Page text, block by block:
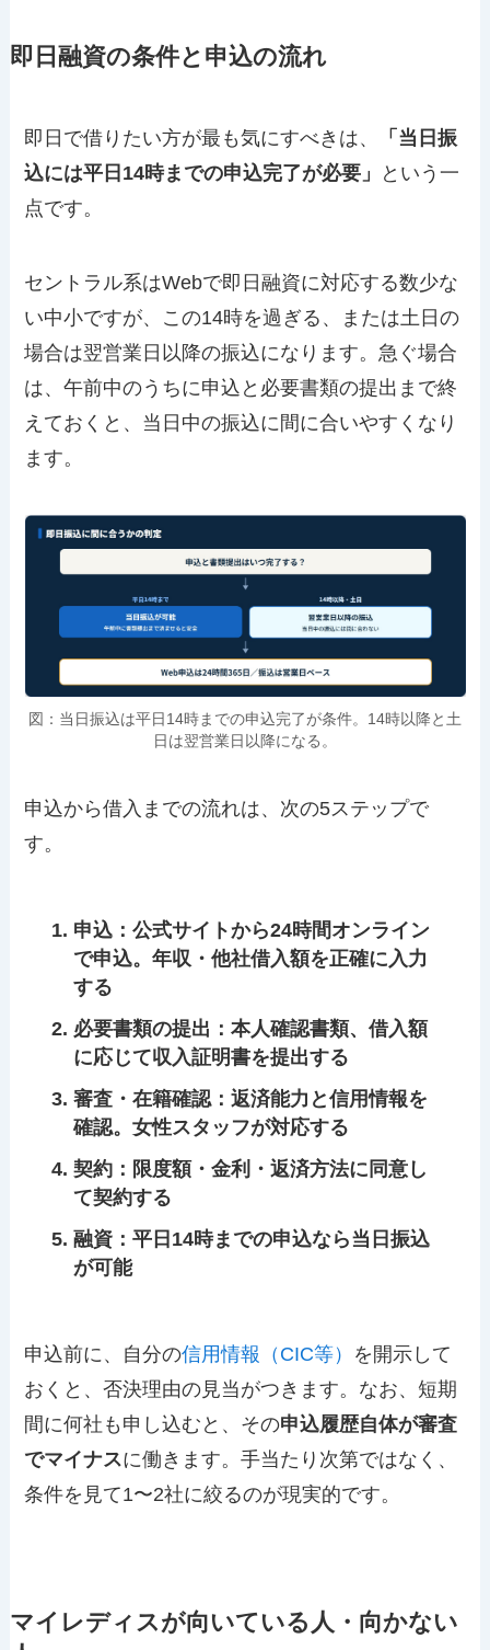
即日融資の条件と申込の流れ
即日で借りたい方が最も気にすべきは、
「当日振
込には平日14時までの申込完了が必要」
という一
点です。
セントラル系はWebで即日融資に対応する数少な
い中小ですが、この14時を過ぎる、または土日の
場合は翌営業日以降の振込になります。急ぐ場合
は、午前中のうちに申込と必要書類の提出まで終
えておくと、当日中の振込に間に合いやすくなり
ます。
図：当日振込は平日14時までの申込完了が条件。14時以降と土
日は翌営業日以降になる。
申込から借入までの流れは、次の5ステップで
す。
申込 ：公式サイトから24時間オンライン
で申込。年収・他社借入額を正確に入力
する
必要書類の提出 ：本人確認書類、借入額
に応じて収入証明書を提出する
審査・在籍確認 ：返済能力と信用情報を
確認。女性スタッフが対応する
契約 ：限度額・金利・返済方法に同意し
て契約する
融資 ：平日14時までの申込なら当日振込
が可能
申込前に、自分の信用情報（CIC等） を開示して
おくと、否決理由の見当がつきます。なお、短期
間に何社も申し込むと、その申込履歴自体が審査
でマイナスに働きます。手当たり次第ではなく、
条件を見て1〜2社に絞るのが現実的です。
マイレディスが向いている人・向かない